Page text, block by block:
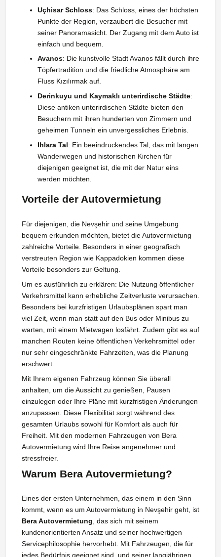
Uçhisar Schloss: Das Schloss, eines der höchsten
Punkte der Region, verzaubert die Besucher mit
seiner Panoramasicht. Der Zugang mit dem Auto ist
einfach und bequem.
Avanos: Die kunstvolle Stadt Avanos fällt durch ihre
Töpfertradition und die friedliche Atmosphäre am
Fluss Kızılırmak auf.
Derinkuyu und Kaymaklı unterirdische Städte:
Diese antiken unterirdischen Städte bieten den
Besuchern mit ihren hunderten von Zimmern und
geheimen Tunneln ein unvergessliches Erlebnis.
Ihlara Tal: Ein beeindruckendes Tal, das mit langen
Wanderwegen und historischen Kirchen für
diejenigen geeignet ist, die mit der Natur eins
werden möchten.
Vorteile der Autovermietung
Für diejenigen, die Nevşehir und seine Umgebung
bequem erkunden möchten, bietet die Autovermietung
zahlreiche Vorteile. Besonders in einer geografisch
verstreuten Region wie Kappadokien kommen diese
Vorteile besonders zur Geltung.
Um es ausführlich zu erklären: Die Nutzung öffentlicher
Verkehrsmittel kann erhebliche Zeitverluste verursachen.
Besonders bei kurzfristigen Urlaubsplänen spart man
viel Zeit, wenn man statt auf den Bus oder Minibus zu
warten, mit einem Mietwagen losfährt. Zudem gibt es auf
manchen Routen keine öffentlichen Verkehrsmittel oder
nur sehr eingeschränkte Fahrzeiten, was die Planung
erschwert.
Mit Ihrem eigenen Fahrzeug können Sie überall
anhalten, um die Aussicht zu genießen, Pausen
einzulegen oder Ihre Pläne mit kurzfristigen Änderungen
anzupassen. Diese Flexibilität sorgt während des
gesamten Urlaubs sowohl für Komfort als auch für
Freiheit. Mit den modernen Fahrzeugen von Bera
Autovermietung wird Ihre Reise angenehmer und
stressfreier.
Warum Bera Autovermietung?
Eines der ersten Unternehmen, das einem in den Sinn
kommt, wenn es um Autovermietung in Nevşehir geht, ist
Bera Autovermietung , das sich mit seinem
kundenorientierten Ansatz und seiner hochwertigen
Servicephilosophie hervorhebt. Mit Fahrzeugen, die für
jedes Bedürfnis geeignet sind, und seiner langjährigen